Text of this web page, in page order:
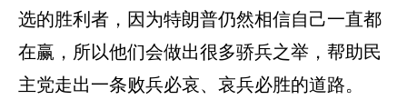
选的胜利者，因为特朗普仍然相信自己一直都
在赢，所以他们会做出很多骄兵之举，帮助民
主党走出一条败兵必哀、哀兵必胜的道路。